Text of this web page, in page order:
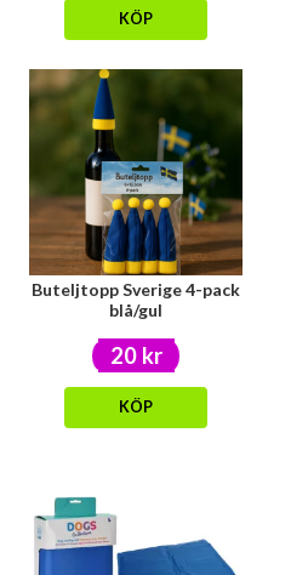
KÖP
Buteljtopp Sverige 4-pack
blå/gul
20 kr
KÖP